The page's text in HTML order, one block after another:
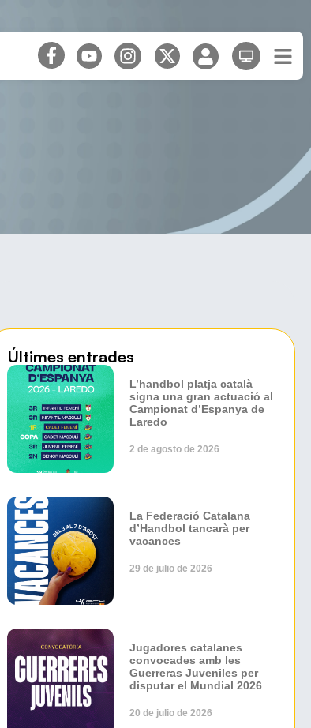
Últimes entrades
L’handbol platja català
signa una gran actuació al
Campionat d’Espanya de
Laredo
2 de agosto de 2026
La Federació Catalana
d’Handbol tancarà per
vacances
29 de julio de 2026
Jugadores catalanes
convocades amb les
Guerreras Juveniles per
disputar el Mundial 2026
20 de julio de 2026